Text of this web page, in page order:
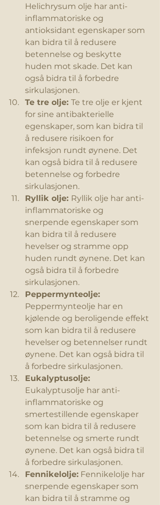
Helichrysum olje har anti-
inflammatoriske og
antioksidant egenskaper som
kan bidra til å redusere
betennelse og beskytte
huden mot skade. Det kan
også bidra til å forbedre
sirkulasjonen.
Te tre olje: Te tre olje er kjent
for sine antibakterielle
egenskaper, som kan bidra til
å redusere risikoen for
infeksjon rundt øynene. Det
kan også bidra til å redusere
betennelse og forbedre
sirkulasjonen.
Ryllik olje: Ryllik olje har anti-
inflammatoriske og
snerpende egenskaper som
kan bidra til å redusere
hevelser og stramme opp
huden rundt øynene. Det kan
også bidra til å forbedre
sirkulasjonen.
Peppermynteolje:
Peppermynteolje har en
kjølende og beroligende effekt
som kan bidra til å redusere
hevelser og betennelser rundt
øynene. Det kan også bidra til
å forbedre sirkulasjonen.
Eukalyptusolje:
Eukalyptusolje har anti-
inflammatoriske og
smertestillende egenskaper
som kan bidra til å redusere
betennelse og smerte rundt
øynene. Det kan også bidra til
å forbedre sirkulasjonen.
Fennikelolje: Fennikelolje har
snerpende egenskaper som
kan bidra til å stramme og